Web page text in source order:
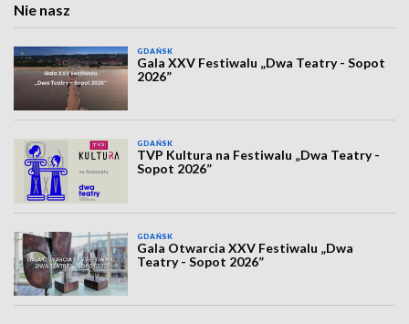
Nie nasz
GDAŃSK
Gala XXV Festiwalu „Dwa Teatry - Sopot
2026”
GDAŃSK
TVP Kultura na Festiwalu „Dwa Teatry -
Sopot 2026”
GDAŃSK
Gala Otwarcia XXV Festiwalu „Dwa
Teatry - Sopot 2026”